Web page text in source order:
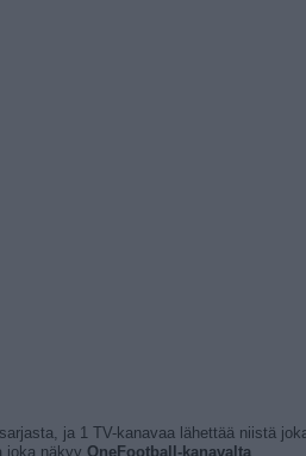
ja 1 TV-kanavaa lähettää niistä
joka näkyy OneFootball-kanavalta.